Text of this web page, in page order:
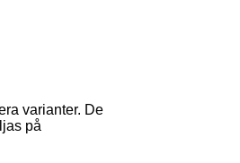
varianter. De
på